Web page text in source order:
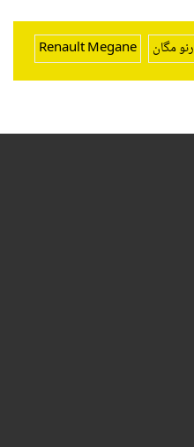
رنو مگان Renault Megane